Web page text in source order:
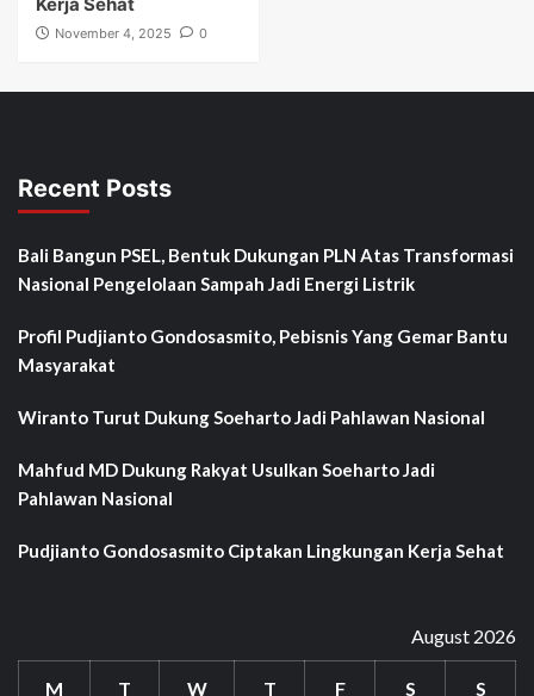
November 4, 2025 0
Recent Posts
Bali Bangun PSEL, Bentuk Dukungan PLN Atas Transformasi
Nasional Pengelolaan Sampah Jadi Energi Listrik
Profil Pudjianto Gondosasmito, Pebisnis Yang Gemar Bantu
Masyarakat
Wiranto Turut Dukung Soeharto Jadi Pahlawan Nasional
Mahfud MD Dukung Rakyat Usulkan Soeharto Jadi
Pahlawan Nasional
Pudjianto Gondosasmito Ciptakan Lingkungan Kerja Sehat
August 2026
M T W T F S S